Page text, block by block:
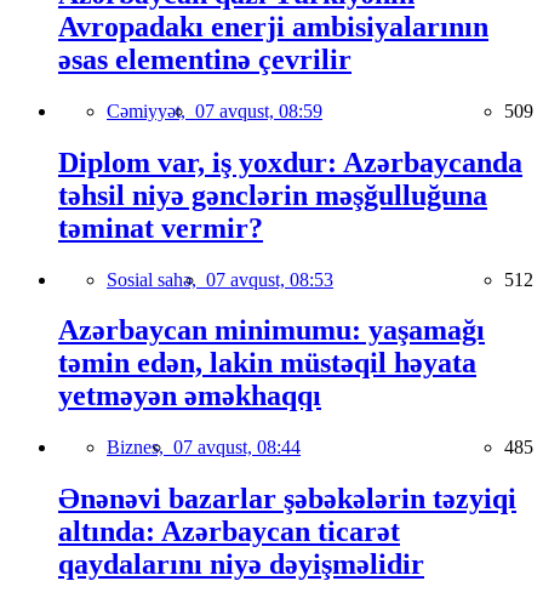
Avropadakı enerji ambisiyalarının
əsas elementinə çevrilir
Cəmiyyət, 07 avqust, 08:59 509
Diplom var, iş yoxdur: Azərbaycanda
təhsil niyə gənclərin məşğulluğuna
təminat vermir?
Sosial sahə, 07 avqust, 08:53 512
Azərbaycan minimumu: yaşamağı
təmin edən, lakin müstəqil həyata
yetməyən əməkhaqqı
Biznes, 07 avqust, 08:44 485
Ənənəvi bazarlar şəbəkələrin təzyiqi
altında: Azərbaycan ticarət
qaydalarını niyə dəyişməlidir